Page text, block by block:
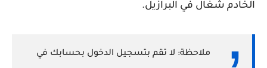
الخادم شغال في البرازيل.
ملاحظة: لا تقم بتسجيل الدخول بحسابك في